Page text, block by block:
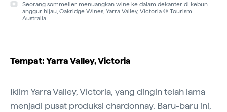
Seorang sommelier menuangkan wine ke dalam dekanter di kebun
anggur hijau, Oakridge Wines, Yarra Valley, Victoria © Tourism
Australia
Tempat: Yarra Valley, Victoria
Iklim Yarra Valley, Victoria, yang dingin telah lama
menjadi pusat produksi chardonnay. Baru-baru ini,